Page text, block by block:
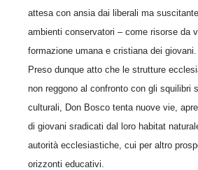
attesa con ansia dai liberali ma
ambienti conservatori – come risorse da
formazione umana e cristiana dei giovani.
Preso dunque atto che le strutture
non reggono al confronto con gli squilibri
culturali, Don Bosco tenta nuove vie,
di giovani sradicati dal loro habitat
autorità ecclesiastiche, cui per altro
orizzonti educativi.